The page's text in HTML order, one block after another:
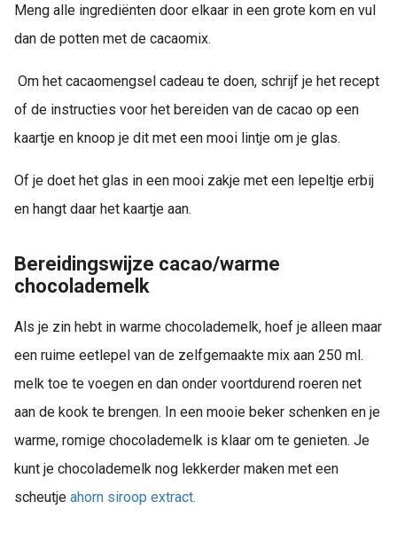
Meng alle ingrediënten door elkaar in een grote kom en vul
dan de potten met de cacaomix.
Om het cacaomengsel cadeau te doen, schrijf je het recept
of de instructies voor het bereiden van de cacao op een
kaartje en knoop je dit met een mooi lintje om je glas.
Of je doet het glas in een mooi zakje met een lepeltje erbij
en hangt daar het kaartje aan.
Bereidingswijze cacao/warme
chocolademelk
Als je zin hebt in warme chocolademelk, hoef je alleen maar
een ruime eetlepel van de zelfgemaakte mix aan 250 ml.
melk toe te voegen en dan onder voortdurend roeren net
aan de kook te brengen. In een mooie beker schenken en je
warme, romige chocolademelk is klaar om te genieten. Je
kunt je chocolademelk nog lekkerder maken met een
scheutje ahorn siroop extract.